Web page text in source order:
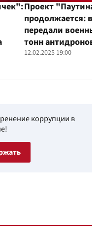
Проект "Паутина"
продолжается:
передали
тонн
12.02.2025 19:00
коррупции в